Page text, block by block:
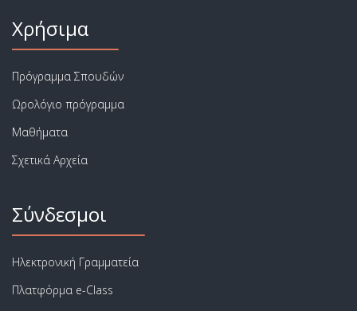
Χρήσιμα
Πρόγραμμα Σπουδών
Ωρολόγιο πρόγραμμα
Μαθήματα
Σχετικά Αρχεία
Σύνδεσμοι
Ηλεκτρονική Γραμματεία
Πλατφόρμα e-Class